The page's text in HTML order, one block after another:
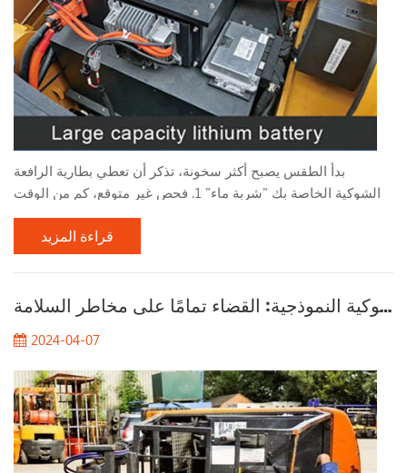
بدأ الطقس يصبح أكثر سخونة، تذكر أن تعطي بطارية الرافعة
الشوكية الخاصة بك "شربة ماء" 1. فحص غير متوقع، كم من الوقت
مضى منذ أن قمت بملء بطارية الرافعة الشوكية بالماء؟ قم بإلقاء
نظرة سريعة على مستوى بطارية الرافعة الشوكية الخاصة بك ! يعتمد
تكرار إضافة الماء إلى بطارية الرافعة الشوكية بشكل أساسي على
تكرار استخدام البطارية وبيئة التخزين ودرجة الحرارة المحيطة
قراءة المزيد
تحليل حالات حوادث الرافعات الشوكية النموذجية: القضاء تمامًا على مخاطر السلامة
2024-04-07